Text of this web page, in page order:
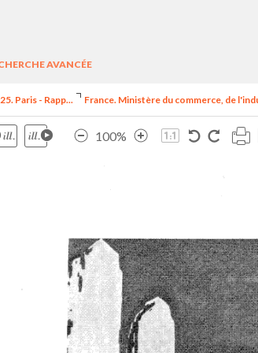
AVANCÉE
Paris - Rapp... France. Ministère du commerce, de
100%